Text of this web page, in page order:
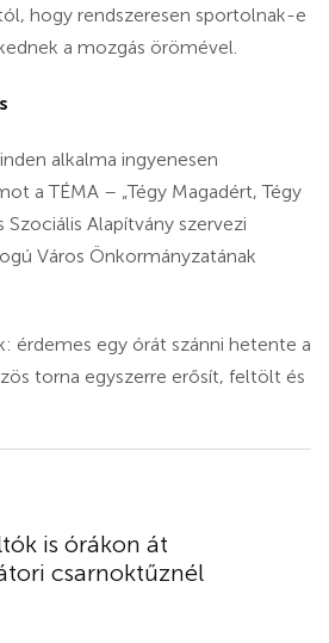
hogy rendszeresen sportolnak-e
a mozgás örömével.
alkalma ingyenesen
a TÉMA – „Tégy Magadért, Tégy
Szociális Alapítvány szervezi
Város Önkormányzatának
érdemes egy órát szánni hetente a
torna egyszerre erősít, feltölt és
is órákon át
csarnoktűznél